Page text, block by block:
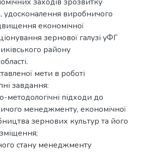
виробничого
економічної
зернової галузі уФГ
району
мети в роботі
завдання:
методологічні підходи до
менеджменту, економічної
зернових культур та його
стану менеджменту